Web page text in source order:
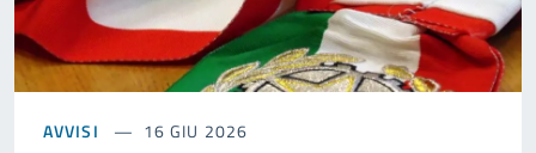
AVVISI 16 GIU 2026